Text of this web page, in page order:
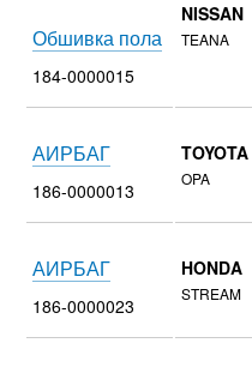
Обшивка пола
184-0000015
NISSAN
TEANA
АИРБАГ
186-0000013
TOYOTA
OPA
АИРБАГ
186-0000023
HONDA
STREAM